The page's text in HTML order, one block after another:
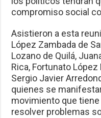
compromiso social
Asistieron a esta
López Zambada de
Lozano de Quilá,
Rica, Fortunato
Sergio Javier
quienes se
movimiento que
resolver problemas